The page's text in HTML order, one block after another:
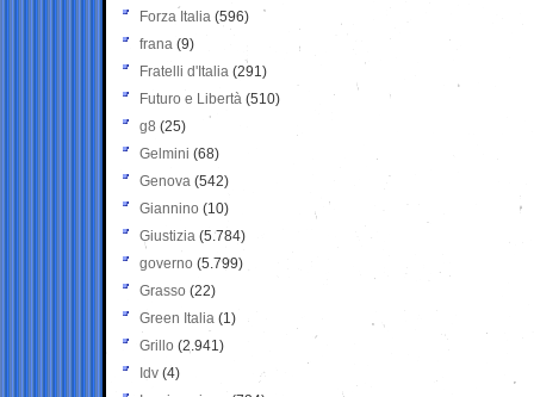
Forza Italia (596)
frana (9)
Fratelli d'Italia (291)
Futuro e Libertà (510)
g8 (25)
Gelmini (68)
Genova (542)
Giannino (10)
Giustizia (5.784)
governo (5.799)
Grasso (22)
Green Italia (1)
Grillo (2.941)
Idv (4)